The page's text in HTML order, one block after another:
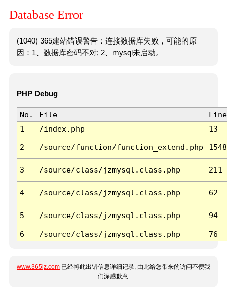
Database Error
(1040) 365建站错误警告：连接数据库失败，可能的原
因：1、数据库密码不对; 2、mysql未启动。
PHP Debug
No. File
Line
1
/index.php 13
2 /source/function/function_extend.php 1548
3 /source/class/jzmysql.class.php 211
4 /source/class/jzmysql.class.php 62
5 /source/class/jzmysql.class.php 94
6 /source/class/jzmysql.class.php 76
www.365jz.com 已经将此出错信息详细记录, 由此给您带来的访问不便我
们深感歉意.